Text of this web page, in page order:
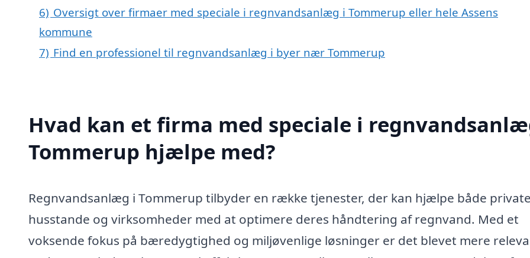
6) Oversigt over firmaer med speciale i regnvandsanlæg i Tommerup eller hele Assens
kommune
7) Find en professionel til regnvandsanlæg i byer nær Tommerup
Hvad kan et firma med speciale i
Tommerup hjælpe med?
Regnvandsanlæg i Tommerup tilbyder en række tjenester, der kan hjælpe både private
husstande og virksomheder med at optimere deres håndtering af regnvand. Med et
voksende fokus på bæredygtighed og miljøvenlige løsninger er det blevet mere